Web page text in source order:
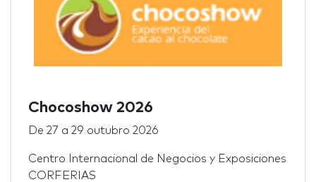
Chocoshow 2026
De 27 a 29 outubro 2026
Centro Internacional de Negocios y Exposiciones
CORFERIAS